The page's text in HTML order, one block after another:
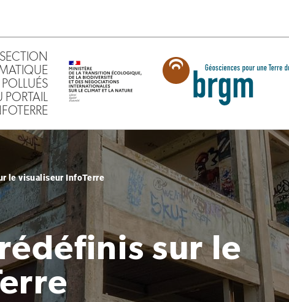
SECTION
PORTAIL
le visualiseur InfoTerre
sur le